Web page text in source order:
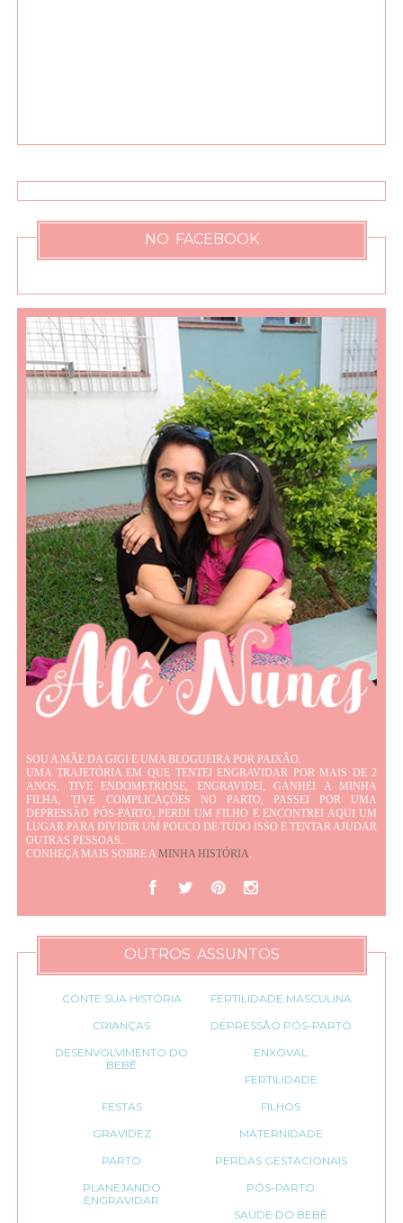
NO FACEBOOK
SOU A MÃE DA GIGI E UMA BLOGUEIRA POR PAIXÃO.
UMA TRAJETÓRIA EM QUE TENTEI ENGRAVIDAR POR MAIS DE 2
ANOS, TIVE ENDOMETRIOSE, ENGRAVIDEI, GANHEI A MINHA
FILHA, TIVE COMPLICAÇÕES NO PARTO, PASSEI POR UMA
DEPRESSÃO PÓS-PARTO, PERDI UM FILHO E ENCONTREI AQUI UM
LUGAR PARA DIVIDIR UM POUCO DE TUDO ISSO E TENTAR AJUDAR
OUTRAS PESSOAS.
CONHEÇA MAIS SOBRE AMINHA HISTÓRIA.
OUTROS ASSUNTOS
CONTE SUA HISTÓRIA
FERTILIDADE MASCULINA
CRIANÇAS
DEPRESSÃO PÓS-PARTO
DESENVOLVIMENTO DO
BEBÊ
ENXOVAL
FERTILIDADE
FESTAS
FILHOS
GRAVIDEZ
MATERNIDADE
PARTO
PERDAS GESTACIONAIS
PLANEJANDO
ENGRAVIDAR
PÓS-PARTO
SAÚDE DO BEBÊ